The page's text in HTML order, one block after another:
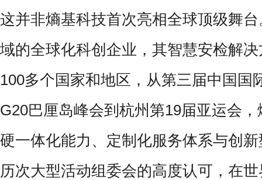
这并非熵基科技首次亮相全球顶级舞
域的全球化科创企业，其智慧安检解
100多个国家和地区，从第三届中国国
G20巴厘岛峰会到杭州第19届亚运会
硬一体化能力、定制化服务体系与创
历次大型活动组委会的高度认可，在